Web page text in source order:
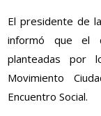
El presidente de
informó que el
planteadas por
Movimiento
Encuentro Social.